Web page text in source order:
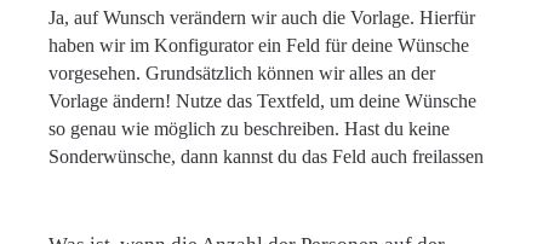
Ja, auf Wunsch verändern wir auch die Vorlage. Hierfür
haben wir im Konfigurator ein Feld für deine Wünsche
vorgesehen. Grundsätzlich können wir alles an der
Vorlage ändern! Nutze das Textfeld, um deine Wünsche
so genau wie möglich zu beschreiben. Hast du keine
Sonderwünsche, dann kannst du das Feld auch freilassen